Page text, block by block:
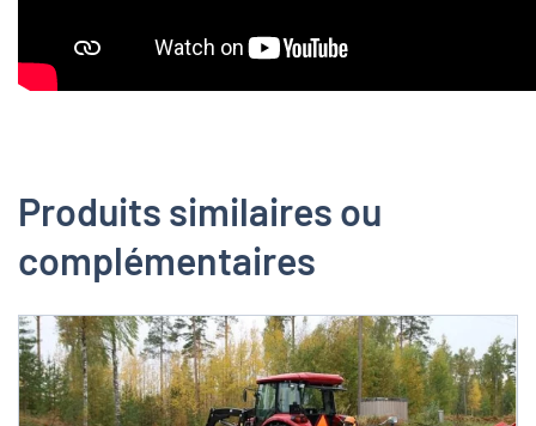
Produits similaires ou
complémentaires